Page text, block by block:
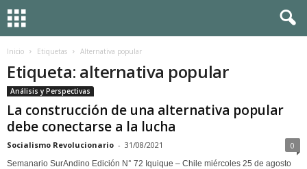
Inicio Etiquetas Alternativa popular
Etiqueta: alternativa popular
Análisis y Perspectivas
La construcción de una alternativa popular
debe conectarse a la lucha
Socialismo Revolucionario - 31/08/2021 0
Semanario SurAndino Edición N° 72 Iquique – Chile miércoles 25 de agosto